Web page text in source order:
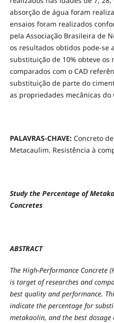
absorção de água foram
ensaios foram realizados
pela Associação Brasileira de
os resultados obtidos pode-se
substituição de 10% obteve os
comparados com o CAD
substituição de parte do
as propriedades mecânicas do
PALAVRAS-CHAVE: Concreto
Metacaulim. Resistência à
Study the Percentage of
Concretes
ABSTRACT
The High-Performance Concrete
is target of researches and
best quality and performance.
indicate the percentage for
metakaolin, and the best